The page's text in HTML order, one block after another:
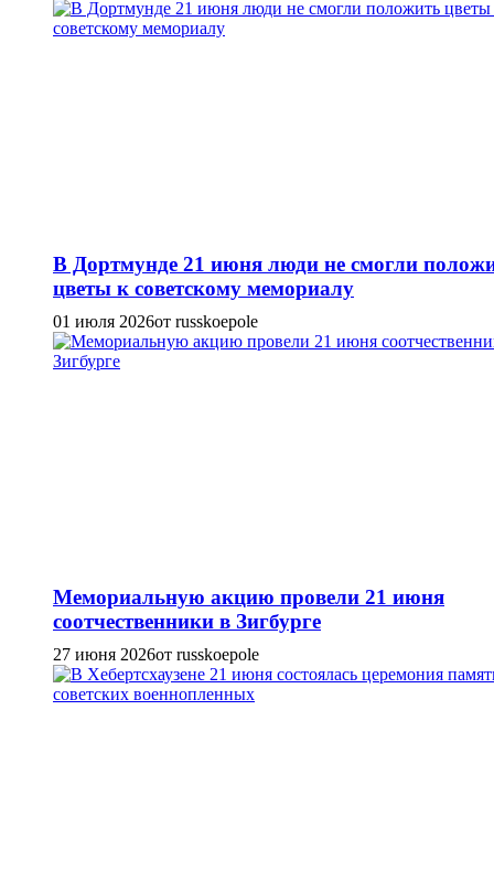
В Дортмунде 21 июня люди не смогли
цветы к советскому мемориалу
01 июля 2026от russkoepole
Мемориальную акцию провели 21 июня
соотчественники в Зигбурге
27 июня 2026от russkoepole